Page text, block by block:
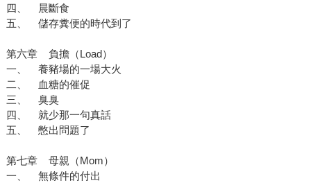
四、 晨斷食
五、 儲存糞便的時代到了
第六章 負擔（Load）
一、 養豬場的一場大火
二、 血糖的催促
三、 臭臭
四、 就少那一句真話
五、 憋出問題了
第七章 母親（Mom）
一、 無條件的付出